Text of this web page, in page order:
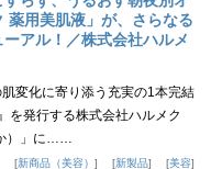
薬用美肌液」が、さらなる
アル！／株式会社ハルメ
変化に寄り添う充実の1本完結
発行する株式会社ハルメク
）」に……
新商品（美容） 新製品 美容